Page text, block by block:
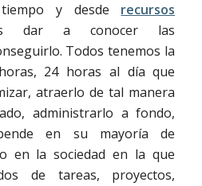
y desde recursos
dar a conocer las
Todos tenemos la
24 horas al día que
atraerlo de tal manera
administrarlo a fondo,
en su mayoría de
en la sociedad en la que
de tareas, proyectos,